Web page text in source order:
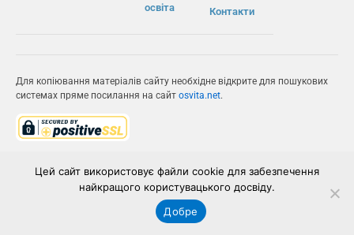
освіта
Контакти
Для копіювання матеріалів сайту необхідне відкрите для пошукових
системах пряме посилання на сайт osvita.net.
ІВС «ОСВІТА»
Цей сайт використовує файли cookie для забезпечення
найкращого користувацького досвіду.
Добре